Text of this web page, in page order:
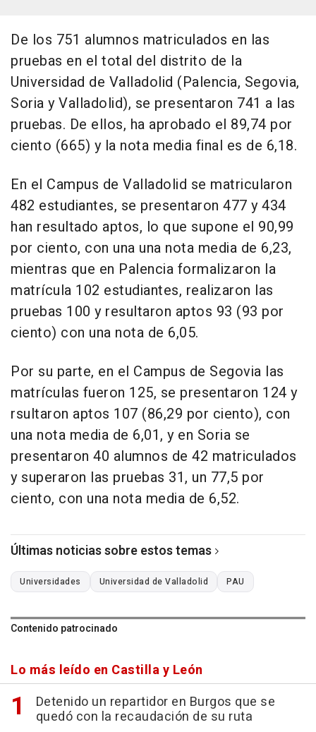
De los 751 alumnos matriculados en las
pruebas en el total del distrito de la
Universidad de Valladolid (Palencia, Segovia,
Soria y Valladolid), se presentaron 741 a las
pruebas. De ellos, ha aprobado el 89,74 por
ciento (665) y la nota media final es de 6,18.
En el Campus de Valladolid se matricularon
482 estudiantes, se presentaron 477 y 434
han resultado aptos, lo que supone el 90,99
por ciento, con una una nota media de 6,23,
mientras que en Palencia formalizaron la
matrícula 102 estudiantes, realizaron las
pruebas 100 y resultaron aptos 93 (93 por
ciento) con una nota de 6,05.
Por su parte, en el Campus de Segovia las
matrículas fueron 125, se presentaron 124 y
rsultaron aptos 107 (86,29 por ciento), con
una nota media de 6,01, y en Soria se
presentaron 40 alumnos de 42 matriculados
y superaron las pruebas 31, un 77,5 por
ciento, con una nota media de 6,52.
Últimas noticias sobre estos temas
Universidades Universidad de Valladolid PAU
Contenido patrocinado
Lo más leído en Castilla y León
Detenido un repartidor en Burgos que se
quedó con la recaudación de su ruta